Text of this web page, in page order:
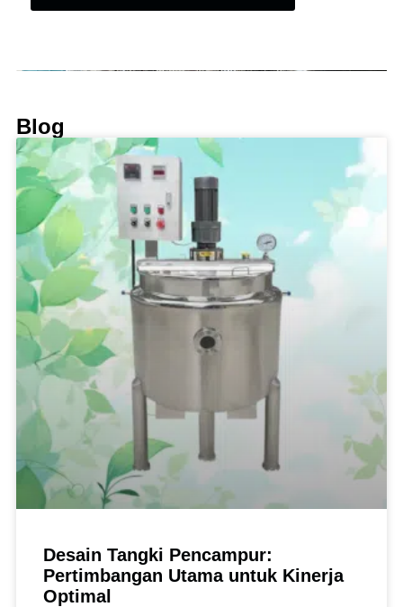
Blog
Desain Tangki Pencampur:
Pertimbangan Utama untuk Kinerja
Optimal